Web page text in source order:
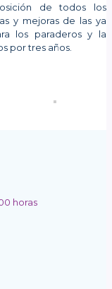
de todos los
y mejoras de las ya
los paraderos y la
por tres años.
horas